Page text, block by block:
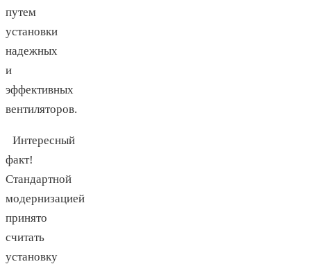
путем
установки
надежных
и
эффективных
вентиляторов.
Интересный
факт!
Стандартной
модернизацией
принято
считать
установку